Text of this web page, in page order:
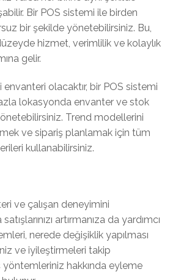
Bir POS sistemi ile birden
bir şekilde yönetebilirsiniz. Bu,
hizmet, verimlilik ve kolaylık
gelir.
olacaktır, bir POS sistemi
lokasyonda envanter ve stok
Trend modellerini
ve sipariş planlamak için tüm
kullanabilirsiniz.
ve çalışan deneyimini
artırmanıza da yardımcı
nerede değişiklik yapılması
ve iyileştirmeleri takip
yöntemleriniz hakkında eyleme